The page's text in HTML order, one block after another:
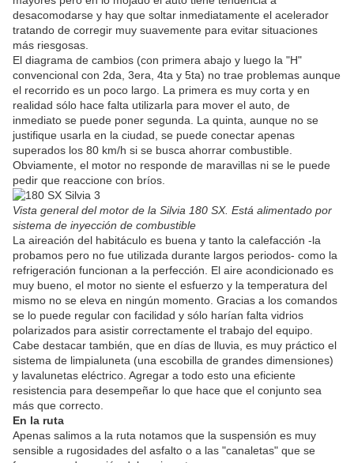
desacomodarse y hay que soltar inmediatamente el acelerador
tratando de corregir muy suavemente para evitar situaciones
más riesgosas.
El diagrama de cambios (con primera abajo y luego la "H"
convencional con 2da, 3era, 4ta y 5ta) no trae problemas aunque
el recorrido es un poco largo. La primera es muy corta y en
realidad sólo hace falta utilizarla para mover el auto, de
inmediato se puede poner segunda. La quinta, aunque no se
justifique usarla en la ciudad, se puede conectar apenas
superados los 80 km/h si se busca ahorrar combustible.
Obviamente, el motor no responde de maravillas ni se le puede
pedir que reaccione con bríos.
Vista general del motor de la Silvia 180 SX. Está alimentado por
sistema de inyección de combustible
La aireación del habitáculo es buena y tanto la calefacción -la
probamos pero no fue utilizada durante largos periodos- como la
refrigeración funcionan a la perfección. El aire acondicionado es
muy bueno, el motor no siente el esfuerzo y la temperatura del
mismo no se eleva en ningún momento. Gracias a los comandos
se lo puede regular con facilidad y sólo harían falta vidrios
polarizados para asistir correctamente el trabajo del equipo.
Cabe destacar también, que en días de lluvia, es muy práctico el
sistema de limpialuneta (una escobilla de grandes dimensiones)
y lavalunetas eléctrico. Agregar a todo esto una eficiente
resistencia para desempeñar lo que hace que el conjunto sea
más que correcto.
En la ruta
Apenas salimos a la ruta notamos que la suspensión es muy
sensible a rugosidades del asfalto o a las "canaletas" que se